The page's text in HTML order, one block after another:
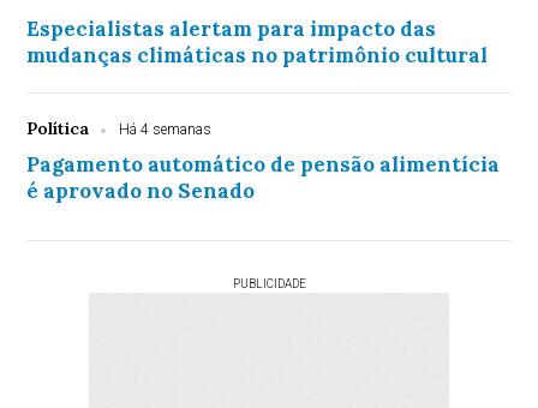
Especialistas alertam para impacto das
mudanças climáticas no patrimônio cultural
Política Há 4 semanas
Pagamento automático de pensão alimentícia
é aprovado no Senado
PUBLICIDADE